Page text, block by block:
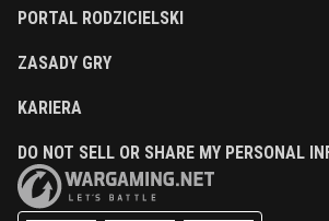
PORTAL RODZICIELSKI
ZASADY GRY
KARIERA
DO NOT SELL OR SHARE MY PERSONAL